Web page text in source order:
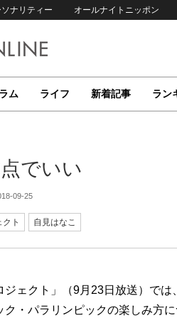
ナリティー オールナイトニッポン
ム ライフ 新着記事 ラン
でいい
09-25
ト 自見はなこ
ジェクト」（9月23日放送）で
・パラリンピックの楽しみ方に